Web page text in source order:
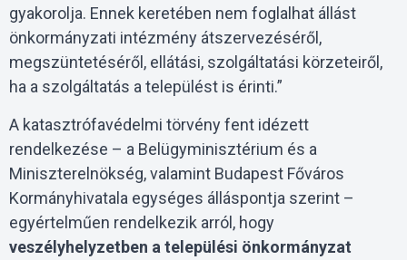
gyakorolja. Ennek keretében nem foglalhat állást
önkormányzati intézmény átszervezéséről,
megszüntetéséről, ellátási, szolgáltatási körzeteiről,
ha a szolgáltatás a települést is érinti.”
A katasztrófavédelmi törvény fent idézett
rendelkezése – a Belügyminisztérium és a
Miniszterelnökség, valamint Budapest Főváros
Kormányhivatala egységes álláspontja szerint –
egyértelműen rendelkezik arról, hogy
veszélyhelyzetben a települési önkormányzat